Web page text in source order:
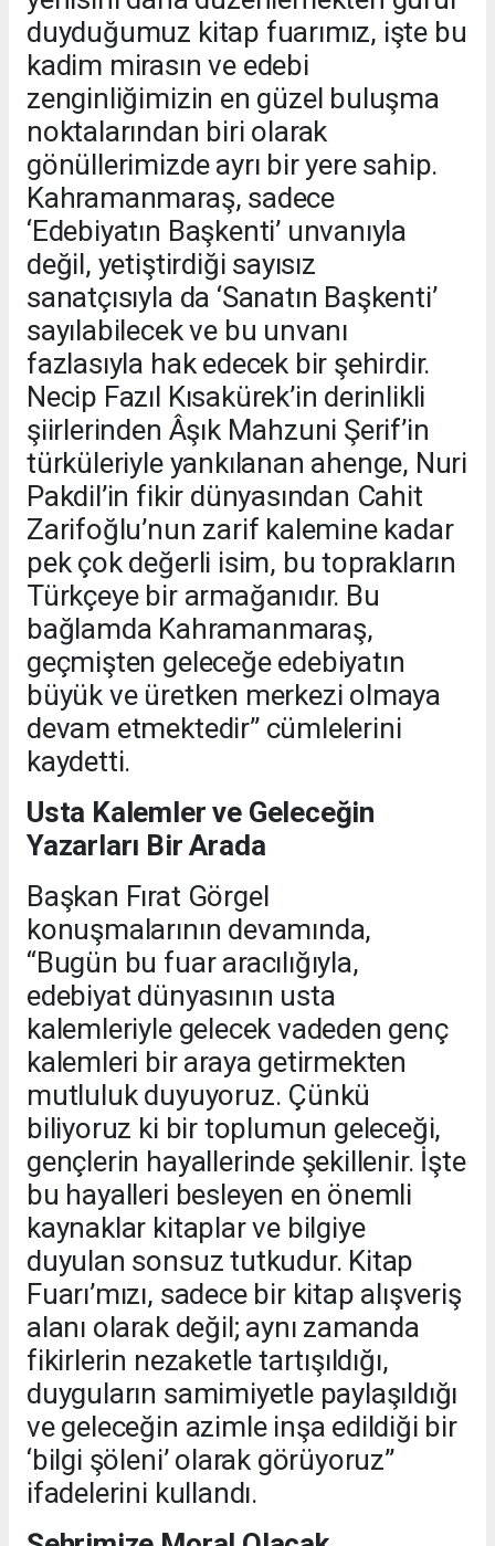
duyduğumuz kitap fuarımız, işte bu
kadim mirasın ve edebi
zenginliğimizin en güzel buluşma
noktalarından biri olarak
gönüllerimizde ayrı bir yere sahip.
Kahramanmaraş, sadece
‘Edebiyatın Başkenti’ unvanıyla
değil, yetiştirdiği sayısız
sanatçısıyla da ‘Sanatın Başkenti’
sayılabilecek ve bu unvanı
fazlasıyla hak edecek bir şehirdir.
Necip Fazıl Kısakürek’in derinlikli
şiirlerinden Âşık Mahzuni Şerif’in
türküleriyle yankılanan ahenge, Nuri
Pakdil’in fikir dünyasından Cahit
Zarifoğlu’nun zarif kalemine kadar
pek çok değerli isim, bu toprakların
Türkçeye bir armağanıdır. Bu
bağlamda Kahramanmaraş,
geçmişten geleceğe edebiyatın
büyük ve üretken merkezi olmaya
devam etmektedir” cümlelerini
kaydetti.
Usta Kalemler ve Geleceğin
Yazarları Bir Arada
Başkan Fırat Görgel
konuşmalarının devamında,
“Bugün bu fuar aracılığıyla,
edebiyat dünyasının usta
kalemleriyle gelecek vadeden genç
kalemleri bir araya getirmekten
mutluluk duyuyoruz. Çünkü
biliyoruz ki bir toplumun geleceği,
gençlerin hayallerinde şekillenir. İşte
bu hayalleri besleyen en önemli
kaynaklar kitaplar ve bilgiye
duyulan sonsuz tutkudur. Kitap
Fuarı’mızı, sadece bir kitap alışveriş
alanı olarak değil; aynı zamanda
fikirlerin nezaketle tartışıldığı,
duyguların samimiyetle paylaşıldığı
ve geleceğin azimle inşa edildiği bir
‘bilgi şöleni’ olarak görüyoruz”
ifadelerini kullandı.